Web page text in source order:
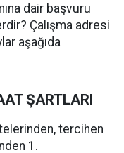
dair başvuru
Çalışma adresi
aşağıda
ŞARTLARI
tercihen
1.